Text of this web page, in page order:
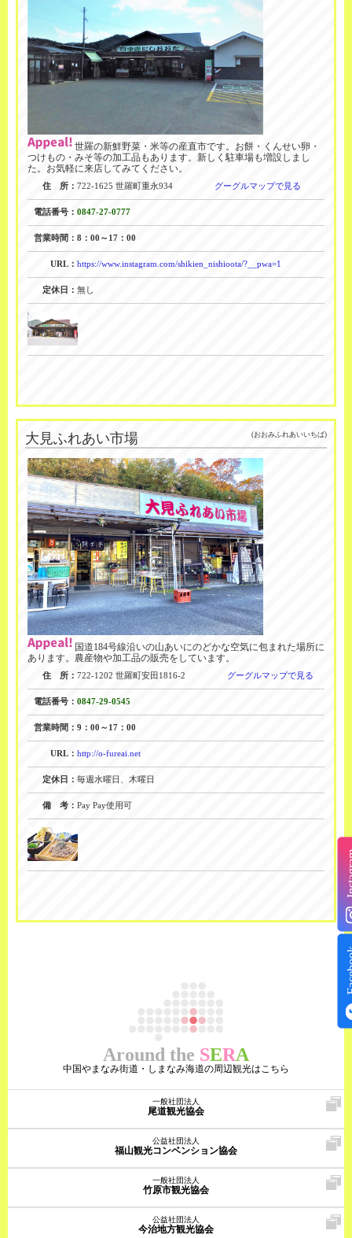
世羅の新鮮野菜・米等の産直市です。お餅・くんせい卵・
つけもの・みそ等の加工品もあります。新しく駐車場も増設しまし
た。お気軽に来店してみてください。
住 所： 722-1625 世羅町重永934 グーグルマップで見る
電話番号： 0847-27-0777
営業時間： 8：00～17：00
URL： https://www.instagram.com/shikien_nishioota/?__pwa=1
定休日： 無し
大見ふれあい市場 (おおみふれあいいちば)
国道184号線沿いの山あいにのどかな空気に包まれた場所に
あります。農産物や加工品の販売をしています。
住 所： 722-1202 世羅町安田1816-2 グーグルマップで見る
電話番号： 0847-29-0545
営業時間： 9：00～17：00
URL： http://o-fureai.net
定休日： 毎週水曜日、木曜日
備 考： Pay Pay使用可
Around the SERA
中国やまなみ街道・しまなみ海道の周辺観光はこちら
一般社団法人
尾道観光協会
公益社団法人
福山観光コンベンション協会
一般社団法人
竹原市観光協会
公益社団法人
今治地方観光協会